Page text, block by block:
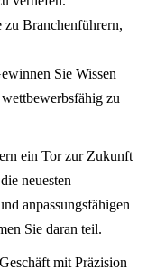
Branchenführern,
Sie Wissen
zu
ein Tor zur Zukunft
neuesten
anpassungsfähigen
Sie daran teil.
mit Präzision